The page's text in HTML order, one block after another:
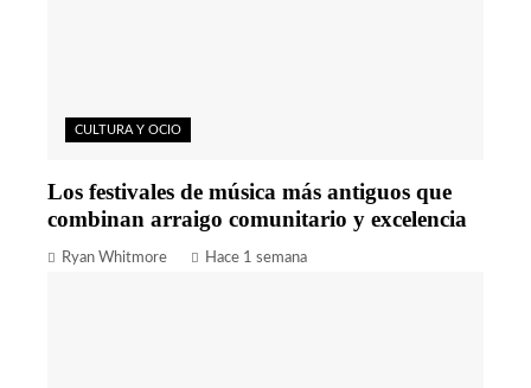
CULTURA Y OCIO
Los festivales de música más antiguos que
combinan arraigo comunitario y excelencia
Ryan Whitmore Hace 1 semana